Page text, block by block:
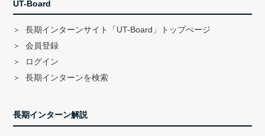
UT-Board
長期インターンサイト「UT-Board」トップぺージ
会員登録
ログイン
長期インターンを検索
長期インターン解説